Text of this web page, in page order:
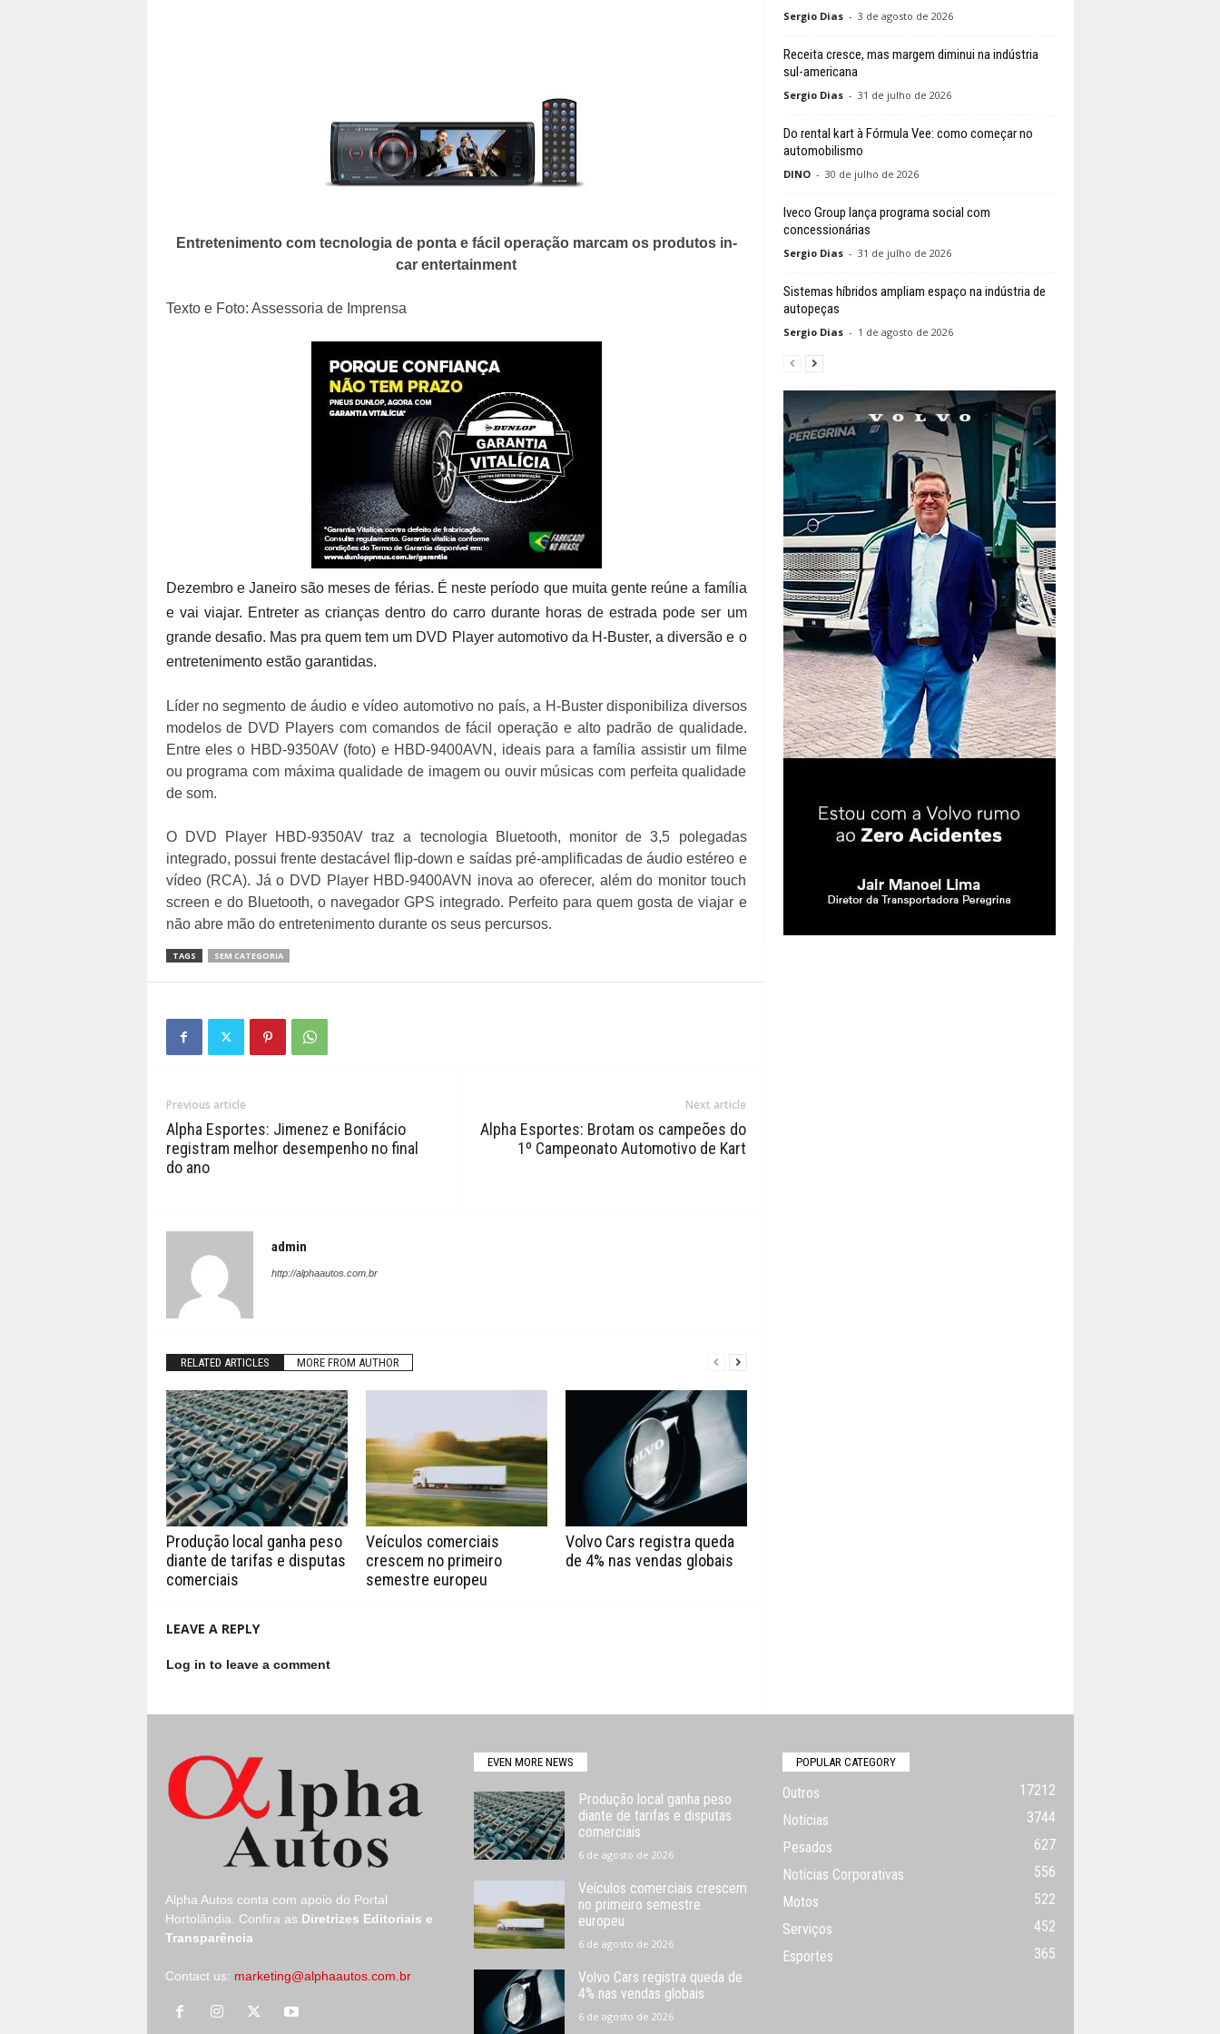
Entretenimento com tecnologia de ponta e fácil operação marcam os produtos in-
car entertainment
Texto e Foto: Assessoria de Imprensa
Dezembro e Janeiro são meses de férias. É neste período que muita gente reúne a família
e vai viajar. Entreter as crianças dentro do carro durante horas de estrada pode ser um
grande desafio. Mas pra quem tem um DVD Player automotivo da H-Buster, a diversão e o
entretenimento estão garantidas.
Líder no segmento de áudio e vídeo automotivo no país, a H-Buster disponibiliza diversos
modelos de DVD Players com comandos de fácil operação e alto padrão de qualidade.
Entre eles o HBD-9350AV (foto) e HBD-9400AVN, ideais para a família assistir um filme
ou programa com máxima qualidade de imagem ou ouvir músicas com perfeita qualidade
de som.
O DVD Player HBD-9350AV traz a tecnologia Bluetooth, monitor de 3,5 polegadas
integrado, possui frente destacável flip-down e saídas pré-amplificadas de áudio estéreo e
vídeo (RCA). Já o DVD Player HBD-9400AVN inova ao oferecer, além do monitor touch
screen e do Bluetooth, o navegador GPS integrado. Perfeito para quem gosta de viajar e
não abre mão do entretenimento durante os seus percursos.
TAGS SEM CATEGORIA
Previous article
Alpha Esportes: Jimenez e Bonifácio
registram melhor desempenho no final
do ano
Next article
Alpha Esportes: Brotam os campeões do
1º Campeonato Automotivo de Kart
admin
http://alphaautos.com.br
RELATED ARTICLES MORE FROM AUTHOR
Produção local ganha peso
diante de tarifas e disputas
comerciais
Veículos comerciais
crescem no primeiro
semestre europeu
Volvo Cars registra queda
de 4% nas vendas globais
LEAVE A REPLY
Log in to leave a comment
Sergio Dias - 3 de agosto de 2026
Receita cresce, mas margem diminui na indústria
sul-americana
Sergio Dias - 31 de julho de 2026
Do rental kart à Fórmula Vee: como começar no
automobilismo
DINO - 30 de julho de 2026
Iveco Group lança programa social com
concessionárias
Sergio Dias - 31 de julho de 2026
Sistemas híbridos ampliam espaço na indústria de
autopeças
Sergio Dias - 1 de agosto de 2026
Alpha Autos conta com apoio do Portal
Hortolândia.
Confira as Diretrizes Editoriais e
Transparência
Contact us: marketing@alphaautos.com.br
EVEN MORE NEWS
Produção local ganha peso
diante de tarifas e disputas
comerciais
6 de agosto de 2026
Veículos comerciais crescem
no primeiro semestre
europeu
6 de agosto de 2026
Volvo Cars registra queda de
4% nas vendas globais
6 de agosto de 2026
POPULAR CATEGORY
Outros
17212
Notícias
3744
Pesados
627
Notícias Corporativas
556
Motos
522
Serviços
452
Esportes
365